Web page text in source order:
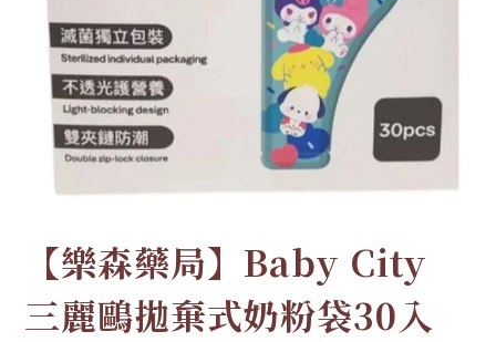
【樂森藥局】Baby City
三麗鷗拋棄式奶粉袋30入